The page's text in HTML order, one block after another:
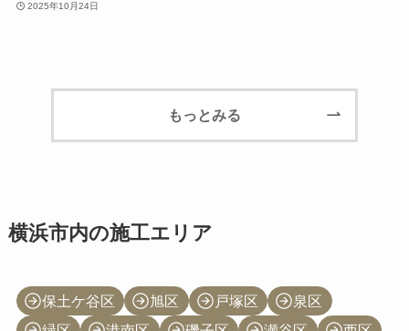
2025年10月24日
もっとみる
横浜市内の施工エリア
保土ケ谷区 旭区 戸塚区
泉区